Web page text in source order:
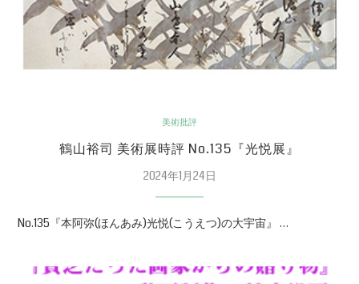
美術批評
鶴山裕司 美術展時評 No.135『光悦展』
2024年1月24日
No.135『本阿弥(ほんあみ)光悦(こうえつ)の大宇宙』 …